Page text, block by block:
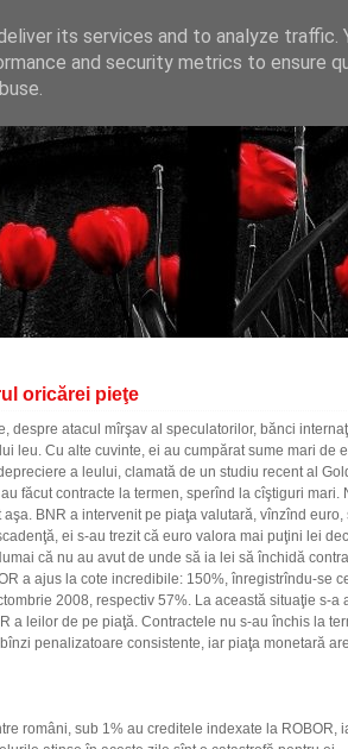
economice
oricărei pieţe
despre atacul mîrşav al speculatorilor, bănci
leu. Cu alte cuvinte, ei au cumpărat sume mari de
a leului, clamată de un studiu recent al
făcut contracte la termen, sperînd la cîştiguri mari.
BNR a intervenit pe piaţa valutară, vînzînd euro,
ei s-au trezit că euro valora mai puţini lei
că nu au avut de unde să ia lei să închidă
a ajus la cote incredibile: 150%, înregistrîndu-se
2008, respectiv 57%. La această situaţie s-a
a leilor de pe piaţă. Contractele nu s-au închis la
penalizatoare consistente, iar piaţa monetară
români, sub 1% au creditele indexate la ROBOR,
its services and to analyze traffic.
and security metrics to ensure